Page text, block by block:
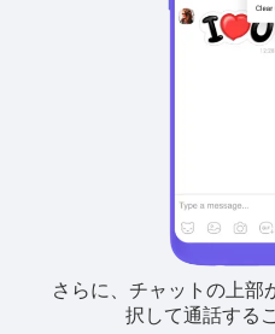
さらに、チャットの上部
択して通話する